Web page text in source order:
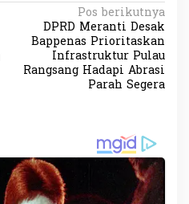
Pos berikutnya
DPRD Meranti Desak
Bappenas Prioritaskan
Infrastruktur Pulau
Rangsang Hadapi Abrasi
Parah Segera